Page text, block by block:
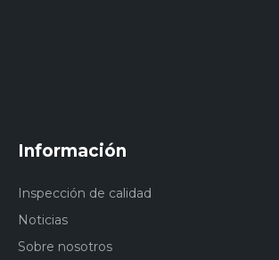
Información
Inspección de calidad
Noticias
Sobre nosotros